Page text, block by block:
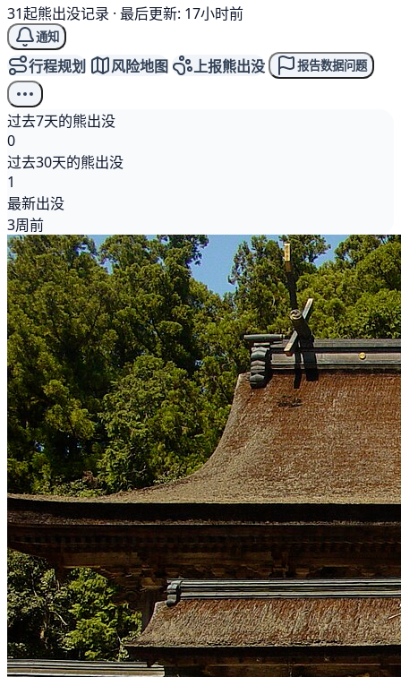
31起熊出没记录 · 最后更新: 17小时前
通知
行程规划 风险地图 上报熊出没 报告数据问题
过去7天的熊出没
0
过去30天的熊出没
1
最新出没
3周前